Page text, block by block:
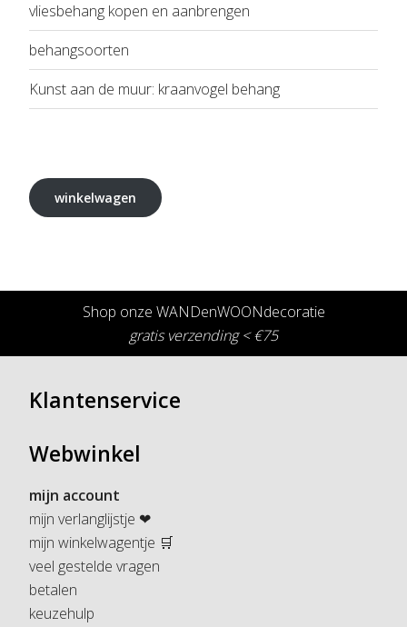
vliesbehang kopen en aanbrengen
behangsoorten
Kunst aan de muur: kraanvogel behang
winkelwagen
Shop onze WANDenWOONdecoratie
gratis verzending < €75
Klantenservice
Webwinkel
mijn account
mijn verlanglijstje ❤
mijn winkelwagentje 🛒
veel gestelde vragen
betalen
keuzehulp